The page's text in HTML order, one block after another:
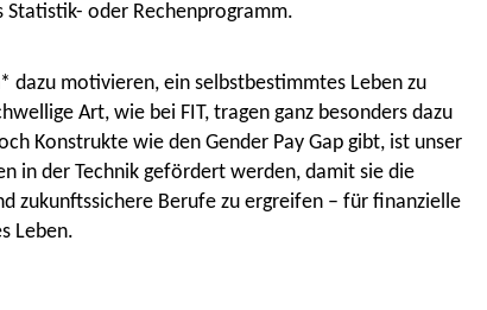
oder Rechenprogramm.
dazu motivieren, ein selbstbestimmtes Leben zu
Art, wie bei FIT, tragen ganz besonders dazu
Konstrukte wie den Gender Pay Gap gibt, ist unser
in der Technik gefördert werden, damit sie die
zukunftssichere Berufe zu ergreifen – für finanzielle
Leben.